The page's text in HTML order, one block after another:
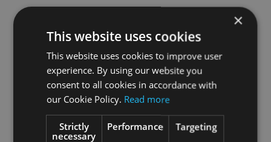
×
This website uses cookies
This website uses cookies to improve user
experience. By using our website you
consent to all cookies in accordance with
our Cookie Policy. Read more
Strictly
necessary
Performance Targeting